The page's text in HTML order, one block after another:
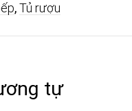
,Tủ rượu
tự